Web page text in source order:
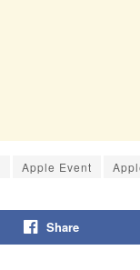
Apple Event
Share